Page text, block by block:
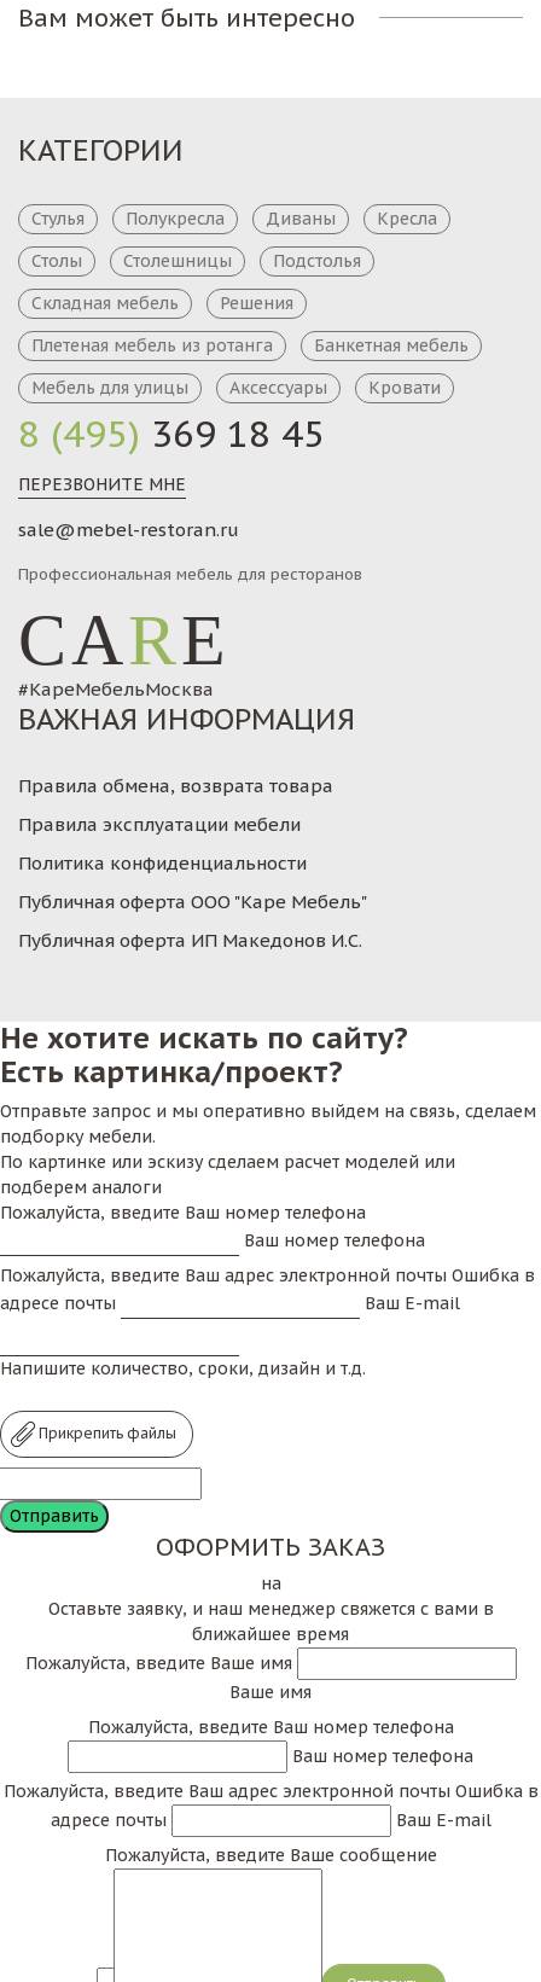
Вам может быть интересно
8 (495) 369 18 45
ПЕРЕЗВОНИТЕ МНЕ
sale@mebel-restoran.ru
Профессиональная мебель для ресторанов
CARE
#КареМебельМосква
КАТЕГОРИИ
Стулья Полукресла Диваны
Кресла
Столы
Столешницы
Подстолья
Складная мебель
Решения
Плетеная мебель из ротанга
Банкетная мебель
Мебель для улицы
Аксессуары Кровати
ВАЖНАЯ ИНФОРМАЦИЯ
Правила обмена, возврата товара
Правила эксплуатации мебели
Политика конфиденциальности
Публичная оферта ООО "Каре Мебель"
Публичная оферта ИП Македонов И.С.
Не хотите искать по сайту?
Есть картинка/проект?
Отправьте запрос и мы оперативно выйдем на связь, сделаем
подборку мебели.
По картинке или эскизу сделаем расчет моделей или
подберем аналоги
Пожалуйста, введите Ваш номер телефона
Ваш номер телефона
Пожалуйста, введите Ваш адрес электронной почты Ошибка в
адресе почты
Ваш E-mail
Напишите количество, сроки, дизайн и т.д.
Прикрепить файлы
ОФОРМИТЬ ЗАКАЗ
на
Оставьте заявку, и наш менеджер свяжется с вами в
ближайшее время
Пожалуйста, введите Ваше имя
Ваше имя
Пожалуйста, введите Ваш номер телефона
Ваш номер телефона
Пожалуйста, введите Ваш адрес электронной почты Ошибка в
адресе почты
Ваш E-mail
Пожалуйста, введите Ваше сообщение